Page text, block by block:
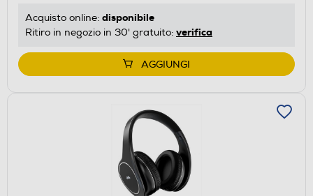
Acquisto online: disponibile
Ritiro in negozio in 30' gratuito: verifica
AGGIUNGI